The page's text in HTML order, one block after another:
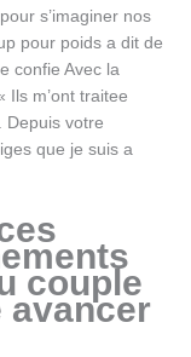
s’imaginer nos
pour poids a dit de
confie Avec la
Ils m’ont traitee
Depuis votre
que je suis a
couple
avancer